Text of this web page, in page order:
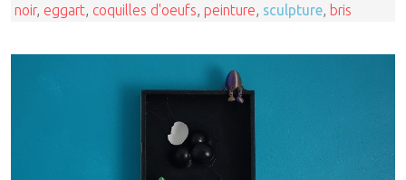
noir, eggart coquilles d'oeufs peinture sculpture bris